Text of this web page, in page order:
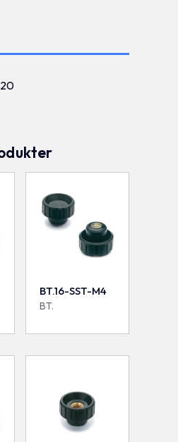
BT.16-SST-M4
BT.